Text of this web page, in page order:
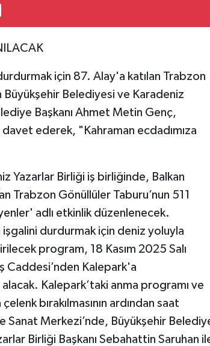
için 87. Alay'a katılan Trabzon
Belediyesi ve Karadeniz
Başkanı Ahmet Metin Genç,
ederek, "Kahraman ecdadımıza
Yazarlar Birliği iş birliğinde, Balkan
Trabzon Gönüllüler Taburu’nun 511
adlı etkinlik düzenlenecek.
işgalini durdurmak için deniz yoluyla
program, 18 Kasım 2025 Salı
Caddesi’nden Kalepark'a
Kalepark’taki anma programı ve
bırakılmasının ardından saat
Merkezi’nde, Büyükşehir
Birliği Başkanı Sebahattin Saruhan